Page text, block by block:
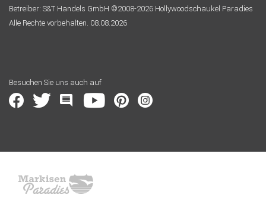
Betreiber: S&T Handels GmbH ©2008-2026 Hollywoodschaukel Paradies
Alle Rechte vorbehalten. 08.08.2026
Besuchen Sie uns auch auf